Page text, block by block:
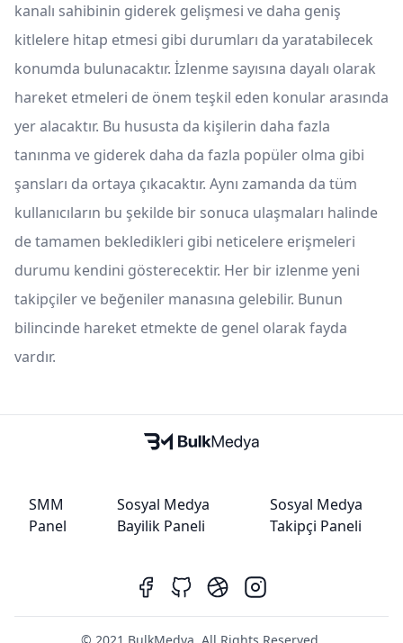
kanalı sahibinin giderek gelişmesi ve daha geniş
kitlelere hitap etmesi gibi durumları da yaratabilecek
konumda bulunacaktır. İzlenme sayısına dayalı olarak
hareket etmeleri de önem teşkil eden konular arasında
yer alacaktır. Bu hususta da kişilerin daha fazla
tanınma ve giderek daha da fazla popüler olma gibi
şansları da ortaya çıkacaktır. Aynı zamanda da tüm
kullanıcıların bu şekilde bir sonuca ulaşmaları halinde
de tamamen bekledikleri gibi neticelere erişmeleri
durumu kendini gösterecektir. Her bir izlenme yeni
takipçiler ve beğeniler manasına gelebilir. Bunun
bilincinde hareket etmekte de genel olarak fayda
vardır.
SMM
Panel
Sosyal Medya
Bayilik Paneli
Sosyal Medya
Takipçi Paneli